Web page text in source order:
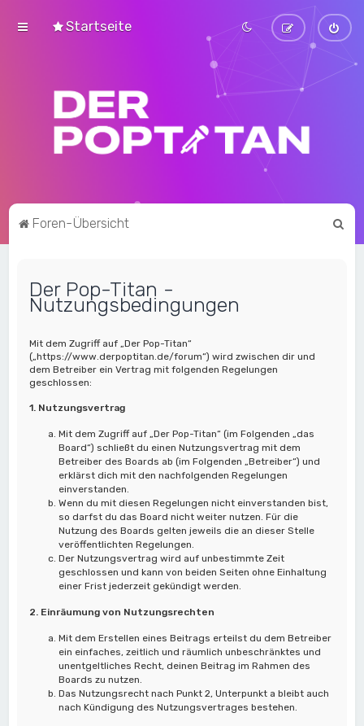
Startseite
Foren-Übersicht
Der Pop-Titan -
Nutzungsbedingungen
Mit dem Zugriff auf „Der Pop-Titan“
(„https://www.derpoptitan.de/forum“) wird zwischen dir und
dem Betreiber ein Vertrag mit folgenden Regelungen
geschlossen:
1. Nutzungsvertrag
Mit dem Zugriff auf „Der Pop-Titan“ (im Folgenden „das
Board“) schließt du einen Nutzungsvertrag mit dem
Betreiber des Boards ab (im Folgenden „Betreiber“) und
erklärst dich mit den nachfolgenden Regelungen
einverstanden.
Wenn du mit diesen Regelungen nicht einverstanden bist,
so darfst du das Board nicht weiter nutzen. Für die
Nutzung des Boards gelten jeweils die an dieser Stelle
veröffentlichten Regelungen.
Der Nutzungsvertrag wird auf unbestimmte Zeit
geschlossen und kann von beiden Seiten ohne Einhaltung
einer Frist jederzeit gekündigt werden.
2. Einräumung von Nutzungsrechten
Mit dem Erstellen eines Beitrags erteilst du dem Betreiber
ein einfaches, zeitlich und räumlich unbeschränktes und
unentgeltliches Recht, deinen Beitrag im Rahmen des
Boards zu nutzen.
Das Nutzungsrecht nach Punkt 2, Unterpunkt a bleibt auch
nach Kündigung des Nutzungsvertrages bestehen.